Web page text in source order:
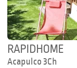
RAPIDHOME
Acapulco 3Ch